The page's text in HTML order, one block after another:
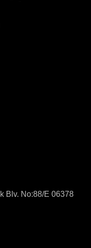
Blv. No:88/E 06378